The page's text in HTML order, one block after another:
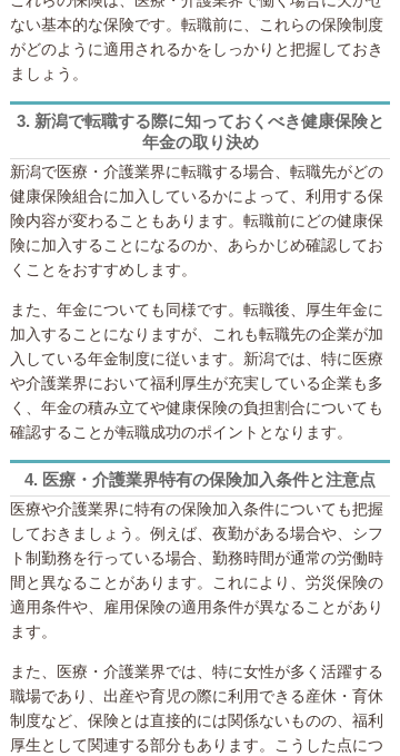
ない基本的な保険です。転職前に、これらの保険制度
がどのように適用されるかをしっかりと把握しておき
ましょう。
3. 新潟で転職する際に知っておくべき健康保険と
年金の取り決め
新潟で医療・介護業界に転職する場合、転職先がどの
健康保険組合に加入しているかによって、利用する保
険内容が変わることもあります。転職前にどの健康保
険に加入することになるのか、あらかじめ確認してお
くことをおすすめします。
また、年金についても同様です。転職後、厚生年金に
加入することになりますが、これも転職先の企業が加
入している年金制度に従います。新潟では、特に医療
や介護業界において福利厚生が充実している企業も多
く、年金の積み立てや健康保険の負担割合についても
確認することが転職成功のポイントとなります。
4. 医療・介護業界特有の保険加入条件と注意点
医療や介護業界に特有の保険加入条件についても把握
しておきましょう。例えば、夜勤がある場合や、シフ
ト制勤務を行っている場合、勤務時間が通常の労働時
間と異なることがあります。これにより、労災保険の
適用条件や、雇用保険の適用条件が異なることがあり
ます。
また、医療・介護業界では、特に女性が多く活躍する
職場であり、出産や育児の際に利用できる産休・育休
制度など、保険とは直接的には関係ないものの、福利
厚生として関連する部分もあります。こうした点につ